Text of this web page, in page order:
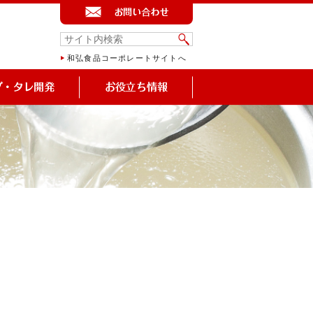
和弘食品コーポレートサイトへ